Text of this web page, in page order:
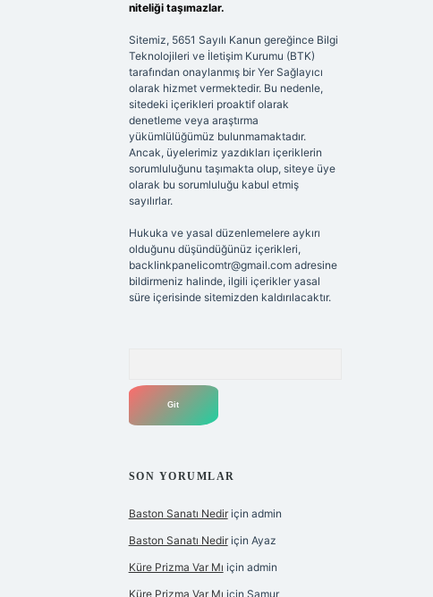
niteliği taşımazlar.
Sitemiz, 5651 Sayılı Kanun gereğince Bilgi
Teknolojileri ve İletişim Kurumu (BTK)
tarafından onaylanmış bir Yer Sağlayıcı
olarak hizmet vermektedir. Bu nedenle,
sitedeki içerikleri proaktif olarak
denetleme veya araştırma
yükümlülüğümüz bulunmamaktadır.
Ancak, üyelerimiz yazdıkları içeriklerin
sorumluluğunu taşımakta olup, siteye üye
olarak bu sorumluluğu kabul etmiş
sayılırlar.
Hukuka ve yasal düzenlemelere aykırı
olduğunu düşündüğünüz içerikleri,
backlinkpanelicomtr@gmail.comadresine
bildirmeniz halinde, ilgili içerikler yasal
süre içerisinde sitemizden kaldırılacaktır.
SON YORUMLAR
Baston Sanatı Nediriçin admin
Baston Sanatı Nediriçin Ayaz
Küre Prizma Var Mı için admin
Küre Prizma Var Mı için Samur